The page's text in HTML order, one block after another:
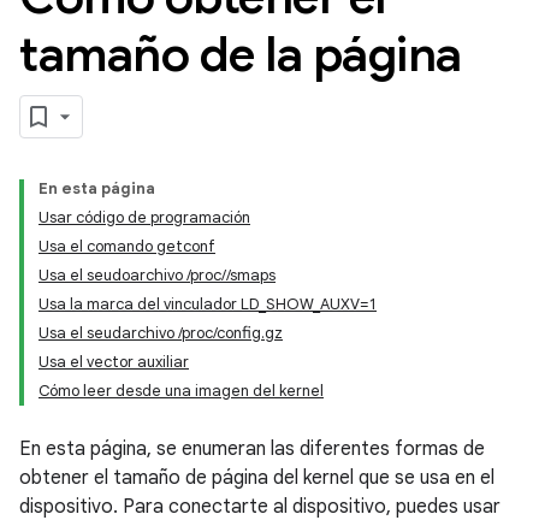
tamaño de la página
En esta página
Usar código de programación
Usa el comando getconf
Usa el seudoarchivo /proc//smaps
Usa la marca del vinculador LD_SHOW_AUXV=1
Usa el seudarchivo /proc/config.gz
Usa el vector auxiliar
Cómo leer desde una imagen del kernel
En esta página, se enumeran las diferentes formas de
obtener el tamaño de página del kernel que se usa en el
dispositivo. Para conectarte al dispositivo, puedes usar